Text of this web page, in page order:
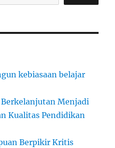
kebiasaan belajar
Menjadi
Kualitas Pendidikan
Berpikir Kritis